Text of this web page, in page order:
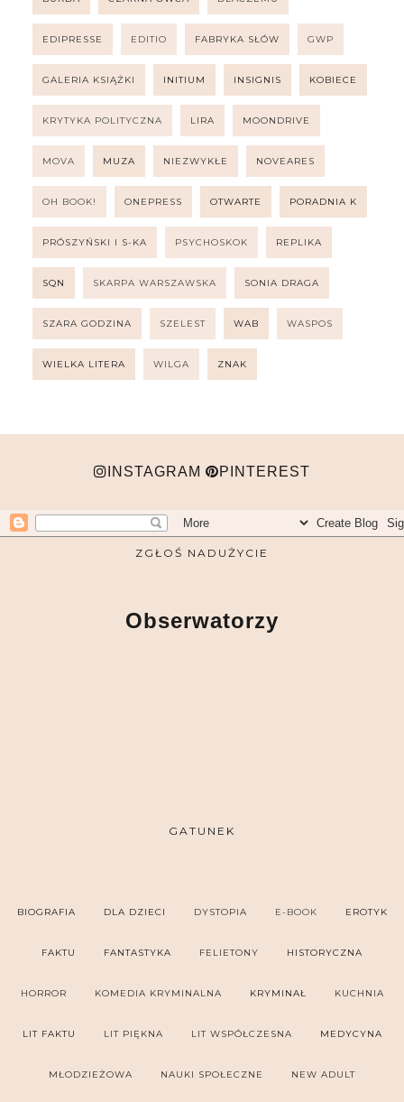
EDIPRESSE EDITIO FABRYKA SŁÓW GWP
GALERIA KSIĄŻKI INITIUM INSIGNIS KOBIECE
KRYTYKA POLITYCZNA LIRA MOONDRIVE
MOVA MUZA NIEZWYKŁE NOVEARES
OH BOOK! ONEPRESS OTWARTE PORADNIA K
PRÓSZYŃSKI I S-KA PSYCHOSKOK REPLIKA
SQN SKARPA WARSZAWSKA SONIA DRAGA
SZARA GODZINA SZELEST WAB WASPOS
WIELKA LITERA WILGA ZNAK
INSTAGRAM PINTEREST
ZGŁOŚ NADUŻYCIE
Obserwatorzy
GATUNEK
BIOGRAFIA DLA DZIECI DYSTOPIA E-BOOK EROTYK
FAKTU FANTASTYKA FELIETONY HISTORYCZNA
HORROR KOMEDIA KRYMINALNA KRYMINAŁ KUCHNIA
LIT FAKTU LIT PIĘKNA LIT WSPÓŁCZESNA MEDYCYNA
MŁODZIEŻOWA NAUKI SPOŁECZNE NEW ADULT